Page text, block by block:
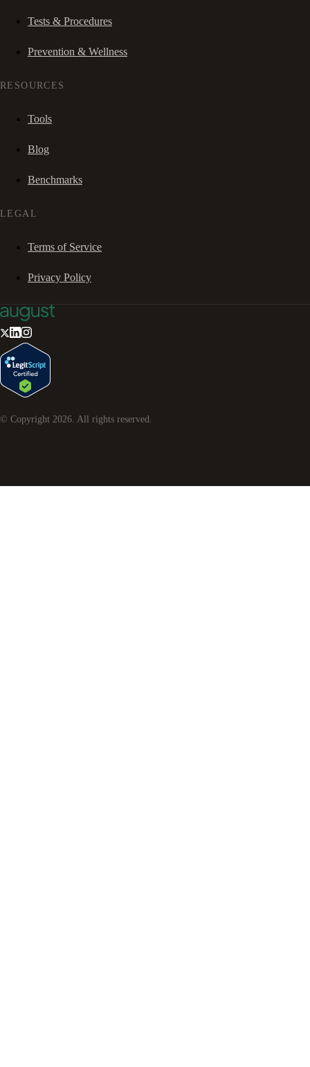
Tests & Procedures
Prevention & Wellness
RESOURCES
Tools
Blog
Benchmarks
LEGAL
Terms of Service
Privacy Policy
© Copyright 2026. All rights reserved.